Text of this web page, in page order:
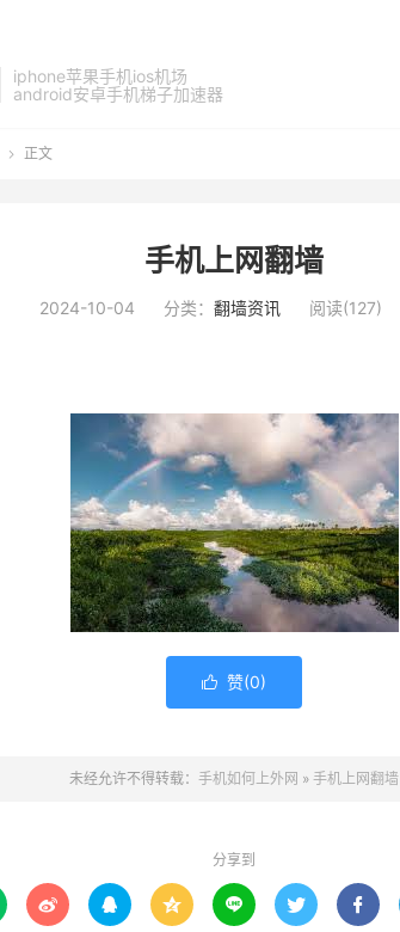
iphone苹果手机ios机场
android安卓手机梯子加速器
 正文
手机上网翻墙
2024-10-04 分类： 翻墙资讯 阅读(127)
 赞(0)
未经允许不得转载： 手机如何上外网 » 手机上网翻墙
分享到
     